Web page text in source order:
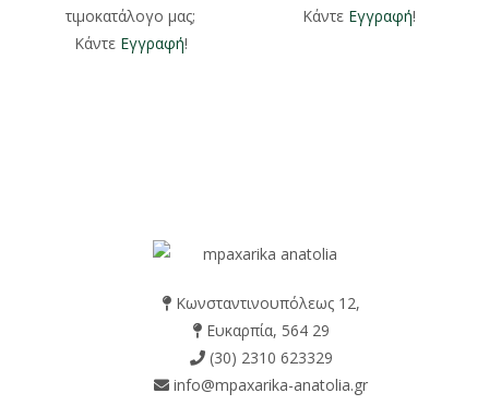
τιμοκατάλογο μας;
Κάντε Εγγραφή!
Κάντε Εγγραφή!
Κωνσταντινουπόλεως 12,
Ευκαρπία, 564 29
(30) 2310 623329
info@mpaxarika-anatolia.gr